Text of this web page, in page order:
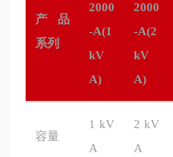
产品
系列
2000
-A(1
kV
A)
2000
-A(2
kV
A)
容量
1 kV
A
2 kV
A